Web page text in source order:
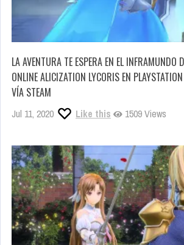
LA AVENTURA TE ESPERA EN EL INFRAMUNDO
ONLINE ALICIZATION LYCORIS EN
VÍA STEAM
Jul 11, 2020 Like this 1509 Views